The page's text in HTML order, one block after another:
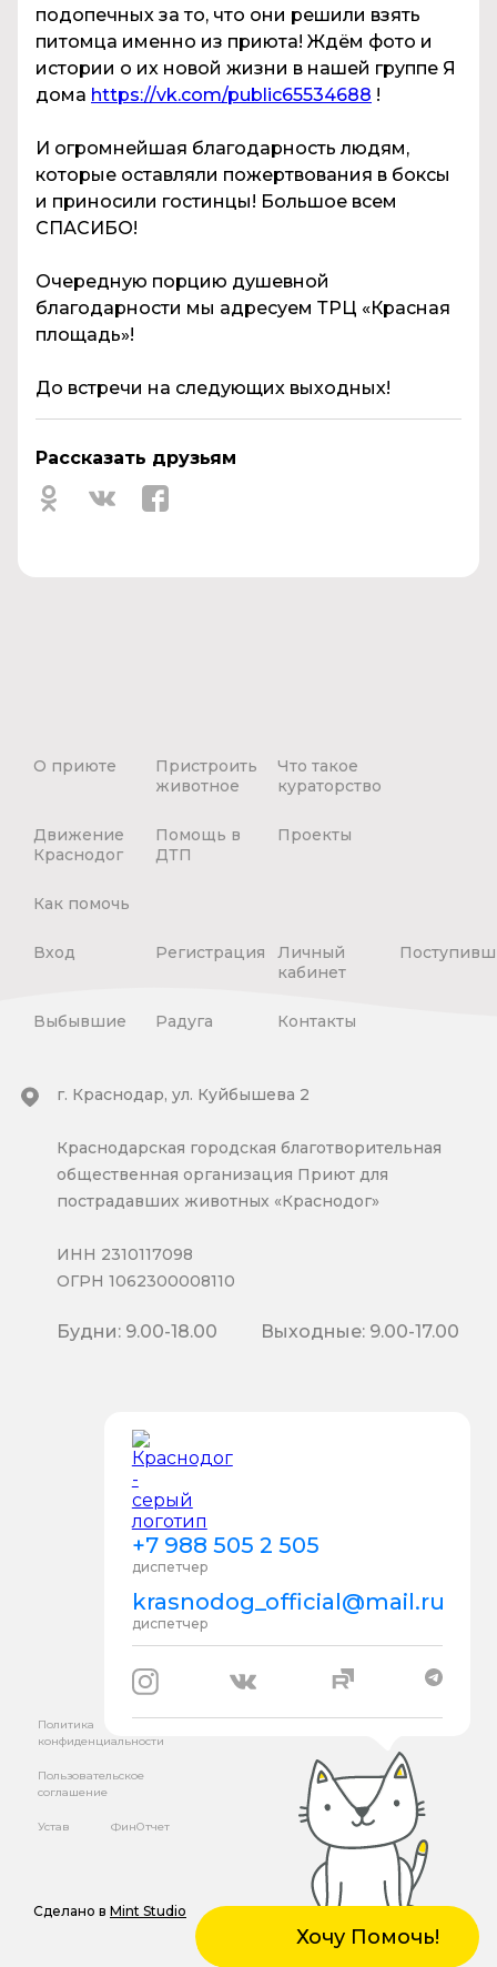
Хочу Помочь!
подопечных за то, что они решили взять
питомца именно из приюта! Ждём фото и
истории о их новой жизни в нашей группе Я
дома https://vk.com/public65534688 !
И огромнейшая благодарность людям,
которые оставляли пожертвования в боксы
и приносили гостинцы! Большое всем
СПАСИБО!
Очередную порцию душевной
благодарности мы адресуем ТРЦ «Красная
площадь»!
До встречи на следующих выходных!
Рассказать друзьям
О приюте
Пристроить
животное
Что такое
кураторство
Движение
Краснодог
Помощь в
ДТП
Проекты
Как помочь
Вход Регистрация
Личный
кабинет
Выбывшие Радуга Контакты
+7 988 505 2 505
диспетчер
krasnodog_official@mail.ru
диспетчер
г. Краснодар, ул. Куйбышева 2
Краснодарская городская благотворительная
общественная организация Приют для
пострадавших животных «Краснодог»
ИНН 2310117098
ОГРН 1062300008110
Будни: 9.00-18.00 Выходные: 9.00-17.00
Политика
конфиденциальности
Пользовательское
соглашение
Устав ФинОтчет
Сделано в Mint Studio